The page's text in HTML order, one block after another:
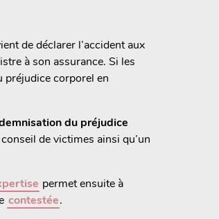
de déclarer l’accident aux
à son assurance. Si les
préjudice corporel en
du préjudice
de victimes ainsi qu’un
permet ensuite à
contestée.